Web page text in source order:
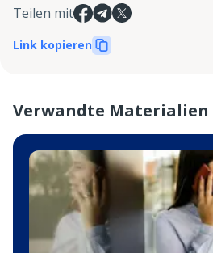
Teilen mit
Link kopieren
Verwandte Materialien